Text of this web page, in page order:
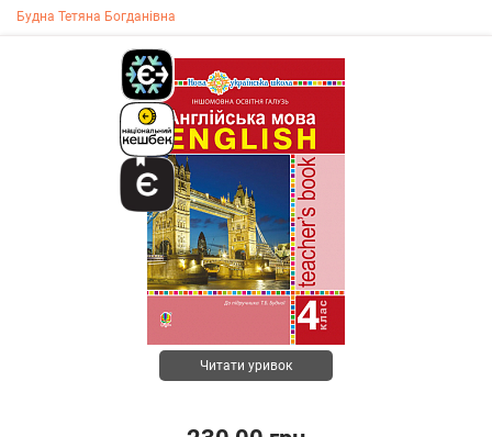
Будна Тетяна Богданівна
Читати уривок